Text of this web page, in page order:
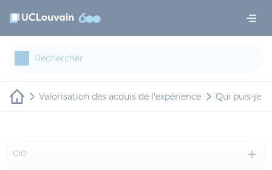
Valorisation des acquis de l'expérience Qui puis-je
CIO